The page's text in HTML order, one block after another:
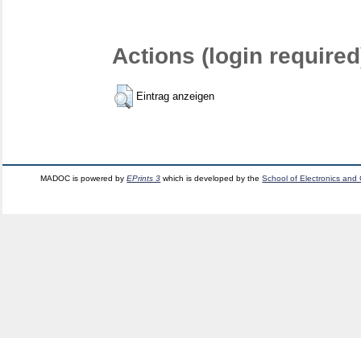
Actions (login
Eintrag anzeigen
MADOC is powered byEPrints 3 which is developed by theSchool of Electronics and